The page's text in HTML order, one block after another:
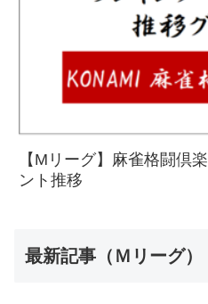
【Mリーグ】麻雀格闘倶
ント推移
最新記事（Ｍリーグ）